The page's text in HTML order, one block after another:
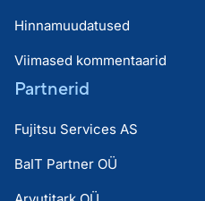
Hinnamuudatused
Viimased kommentaarid
Partnerid
Fujitsu Services AS
BaIT Partner OÜ